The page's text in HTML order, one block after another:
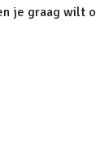
je graag wilt